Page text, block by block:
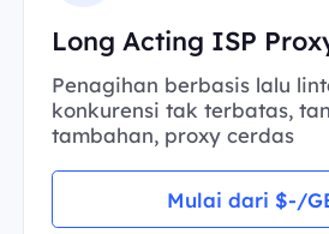
Long Acting ISP
Penagihan berbasis lalu
konkurensi tak terbatas,
tambahan, proxy cerdas
Mulai dari $-/